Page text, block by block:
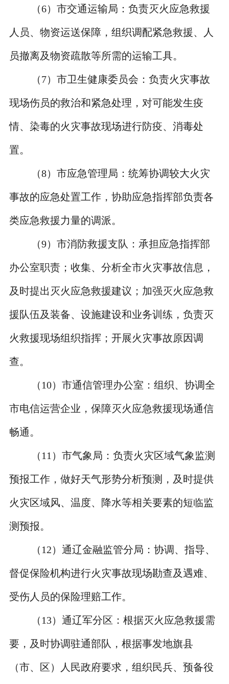
（6）市交通运输局：负责灭火应急救援
人员、物资运送保障，组织调配紧急救援、人
员撤离及物资疏散等所需的运输工具。
（7）市卫生健康委员会：负责火灾事故
现场伤员的救治和紧急处理，对可能发生疫
情、染毒的火灾事故现场进行防疫、消毒处
置。
（8）市应急管理局：统筹协调较大火灾
事故的应急处置工作，协助应急指挥部负责各
类应急救援力量的调派。
（9）市消防救援支队：承担应急指挥部
办公室职责；收集、分析全市火灾事故信息，
及时提出灭火应急救援建议；加强灭火应急救
援队伍及装备、设施建设和业务训练，负责灭
火救援现场组织指挥；开展火灾事故原因调
查。
（10）市通信管理办公室：组织、协调全
市电信运营企业，保障灭火应急救援现场通信
畅通。
（11 ）市气象局：负责火灾区域气象监测
预报工作，做好天气形势分析预测，及时提供
火灾区域风、温度、降水等相关要素的短临监
测预报。
（12）通辽金融监管分局：协调、指导、
督促保险机构进行火灾事故现场勘查及遇难、
受伤人员的保险理赔工作。
（13）通辽军分区：根据灭火应急救援需
要，及时协调驻通部队，根据事发地旗县
（市、区）人民政府要求，组织民兵、预备役